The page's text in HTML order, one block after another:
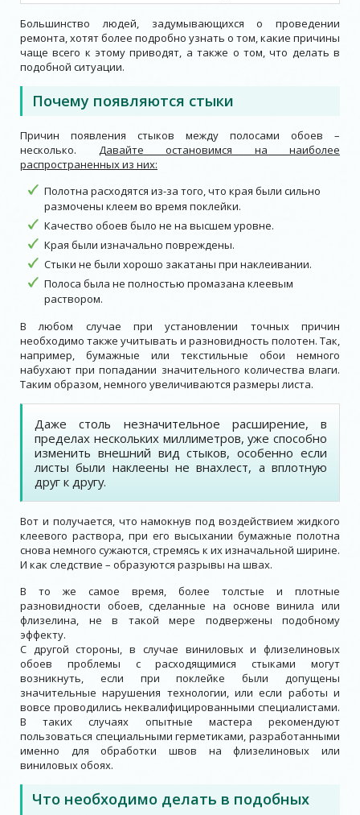
Большинство людей, задумывающихся о проведении
ремонта, хотят более подробно узнать о том, какие причины
чаще всего к этому приводят, а также о том, что делать в
подобной ситуации.
Почему появляются стыки
Причин появления стыков между полосами обоев –
несколько. Давайте остановимся на наиболее
распространенных из них:
Полотна расходятся из-за того, что края были сильно
размочены клеем во время поклейки.
Качество обоев было не на высшем уровне.
Края были изначально повреждены.
Стыки не были хорошо закатаны при наклеивании.
Полоса была не полностью промазана клеевым
раствором.
В любом случае при установлении точных причин
необходимо также учитывать и разновидность полотен. Так,
например, бумажные или текстильные обои немного
набухают при попадании значительного количества влаги.
Таким образом, немного увеличиваются размеры листа.
Даже столь незначительное расширение, в
пределах нескольких миллиметров, уже способно
изменить внешний вид стыков, особенно если
листы были наклеены не внахлест, а вплотную
друг к другу.
Вот и получается, что намокнув под воздействием жидкого
клеевого раствора, при его высыхании бумажные полотна
снова немного сужаются, стремясь к их изначальной ширине.
И как следствие – образуются разрывы на швах.
В то же самое время, более толстые и плотные
разновидности обоев, сделанные на основе винила или
флизелина, не в такой мере подвержены подобному
эффекту.
С другой стороны, в случае виниловых и флизелиновых
обоев проблемы с расходящимися стыками могут
возникнуть, если при поклейке были допущены
значительные нарушения технологии, или если работы и
вовсе проводились неквалифицированными специалистами.
В таких случаях опытные мастера рекомендуют
пользоваться специальными герметиками, разработанными
именно для обработки швов на флизелиновых или
виниловых обоях.
Что необходимо делать в подобных